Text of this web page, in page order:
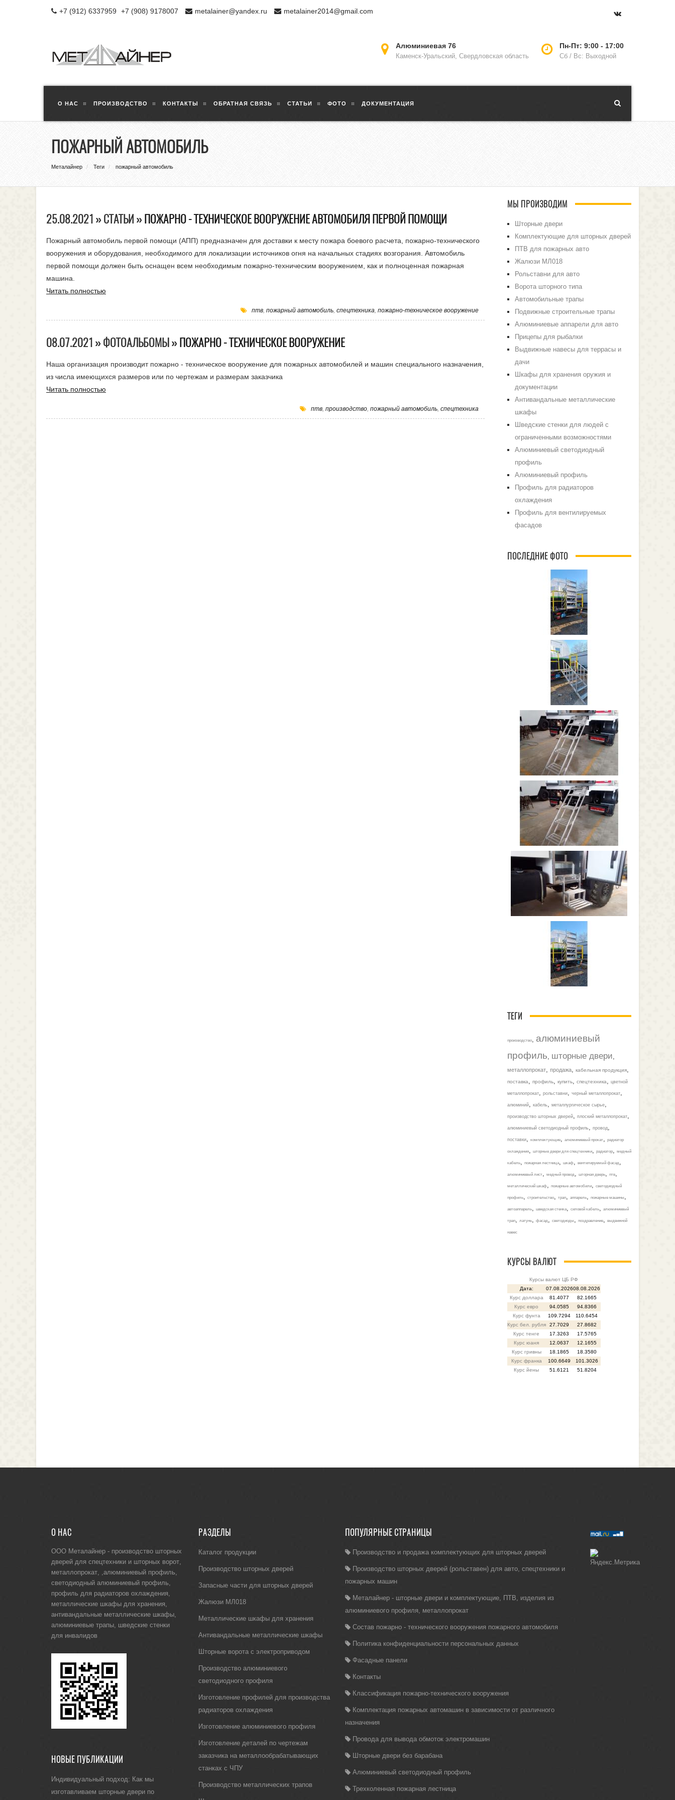
+7 (912) 6337959 +7 (908) 9178007 metalainer@yandex.ru metalainer2014@gmail.com
Пн-Пт: 9:00 - 17:00
Сб / Вс: Выходной
Алюминиевая 76
Каменск-Уральский, Свердловская область
О НАС ПРОИЗВОДСТВО КОНТАКТЫ ОБРАТНАЯ СВЯЗЬ СТАТЬИ ФОТО ДОКУМЕНТАЦИЯ
ПОЖАРНЫЙ АВТОМОБИЛЬ
Металайнер Теги пожарный автомобиль
25.08.2021 » СТАТЬИ »ПОЖАРНО - ТЕХНИЧЕСКОЕ ВООРУЖЕНИЕ АВТОМОБИЛЯ ПЕРВОЙ ПОМОЩИ
Пожарный автомобиль первой помощи (АПП) предназначен для доставки к месту пожара боевого расчета, пожарно-технического
вооружения и оборудования, необходимого для локализации источников огня на начальных стадиях возгорания. Автомобиль
первой помощи должен быть оснащен всем необходимым пожарно-техническим вооружением, как и полноценная пожарная
машина.
Читать полностью
птв, пожарный автомобиль, спецтехника, пожарно-техническое вооружение
08.07.2021 » ФОТОАЛЬБОМЫ »ПОЖАРНО - ТЕХНИЧЕСКОЕ ВООРУЖЕНИЕ
Наша организация производит пожарно - техническое вооружение для пожарных автомобилей и машин специального назначения,
из числа имеющихся размеров или по чертежам и размерам заказчика
Читать полностью
птв, производство, пожарный автомобиль, спецтехника
МЫ ПРОИЗВОДИМ
Шторные двери
Комплектующие для шторных дверей
ПТВ для пожарных авто
Жалюзи МЛ018
Рольставни для авто
Ворота шторного типа
Автомобильные трапы
Подвижные строительные трапы
Алюминиевые аппарели для авто
Прицепы для рыбалки
Выдвижные навесы для террасы и
дачи
Шкафы для хранения оружия и
документации
Антивандальные металлические
шкафы
Шведские стенки для людей с
ограниченными возможностями
Алюминиевый светодиодный
профиль
Алюминиевый профиль
Профиль для радиаторов
охлаждения
Профиль для вентилируемых
фасадов
ПОСЛЕДНИЕ ФОТО
ТЕГИ
производство, алюминиевый
профиль шторные двери
металлопрокат, продажа, кабельная продукция,
поставка профиль, купить, спецтехника
цветной
металлопрокат, рольставни, черный металлопрокат,
алюминий, кабель, металлургическое сырье,
производство шторных дверей, плоский металлопрокат,
алюминиевый светодиодный профиль, провод,
поставки, комплектующие, алюминиевый прокат, радиатор
охлаждения, шторные двери для спецтехники, радиатор, медный
кабель, пожарная лестница, шкаф, вентилируемый фасад
алюминиевый лист, медный провод шторная дверь, птв,
металлический шкаф, пожарные автомобили, светодиодный
профиль, строительство, трап, аппарель, пожарные машины,
автоаппарель, шведская стенка, силовой кабель, алюминиевый
трап, латунь, фасад светодиоды, поздравление, выдвижной
навес
КУРСЫ ВАЛЮТ
Курсы валют ЦБ РФ
Дата:
07.08.202608.08.2026
Курс доллара
81.4077
82.1665
Курс евро
94.0585
94.8366
Курс фунта
109.7294
110.6454
Курс бел. рубля 27.7029
27.8682
Курс тенге
17.3263
17.5765
Курс юаня
12.0637
12.1655
Курс гривны
18.1865
18.3580
Курс франка
100.6649
101.3026
Курс йены
51.6121 51.8204
О НАС
ООО Металайнер - производство шторных
дверей для спецтехники и шторных ворот
металлопрокат
алюминиевый профиль
светодиодный алюминиевый профиль
профиль для радиаторов охлаждения
металлические шкафы для хранения
антивандальные металлические шкафы
алюминиевые трапы шведские стенки
для инвалидов
НОВЫЕ ПУБЛИКАЦИИ
Индивидуальный подход: Как мы
изготавливаем шторные двери по
РАЗДЕЛЫ
Каталог продукции
Производство шторных дверей
Запасные части для шторных дверей
Жалюзи МЛ018
Металлические шкафы для хранения
Антивандальные металлические шкафы
Шторные ворота с электроприводом
Производство алюминиевого
светодиодного профиля
Изготовление профилей для производства
радиаторов охлаждения
Изготовление алюминиевого профиля
Изготовление деталей по чертежам
заказчика на металлообрабатывающих
станках с ЧПУ
Производство металлических трапов
ПОПУЛЯРНЫЕ СТРАНИЦЫ
Производство и продажа комплектующих для шторных дверей
Производство шторных дверей (рольставен) для авто, спецтехники и
пожарных машин
Металайнер - шторные двери и комплектующие, ПТВ, изделия из
алюминиевого профиля, металлопрокат
Состав пожарно - технического вооружения пожарного автомобиля
Политика конфиденциальности персональных данных
Фасадные панели
Контакты
Классификация пожарно-технического вооружения
Комплектация пожарных автомашин в зависимости от различного
назначения
Провода для вывода обмоток электромашин
Шторные двери без барабана
Алюминиевый светодиодный профиль
Трехколенная пожарная лестница